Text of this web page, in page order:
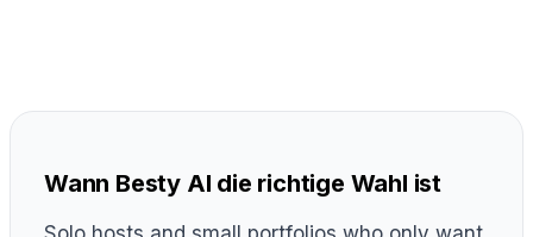
Wann Besty AI die richtige Wahl ist